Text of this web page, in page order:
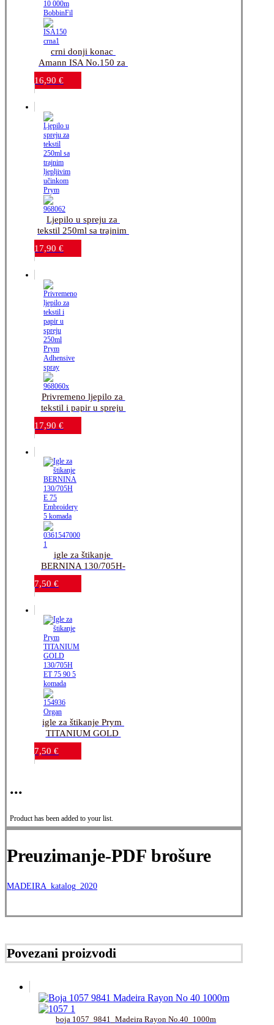
crni donji konac
Amann ISA No.150 za
štikanje-10.000m
16,90 €
Ljepilo u spreju za
tekstil 250ml sa trajnim
ljepljivim
učinkom_Prym
17,90 €
Privremeno ljepilo za
tekstil i papir u spreju
250ml-Prym
Adhensive spray
17,90 €
igle za štikanje
BERNINA 130/705H-
E 75 Embroidery 5
7,50 €
igle za štikanje Prym
TITANIUM GOLD
130/705H-ET 75-90_5
7,50 €
...
Product has been added to your list.
Preuzimanje-PDF brošure
MADEIRA_katalog_2020
Povezani proizvodi
boja 1057_9841_Madeira Rayon No.40_1000m